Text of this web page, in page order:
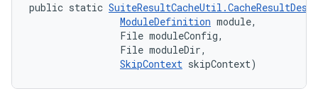
public static
ModuleDefinition module,
                File moduleConfig,
                File moduleDir,
SkipContext skipContext)